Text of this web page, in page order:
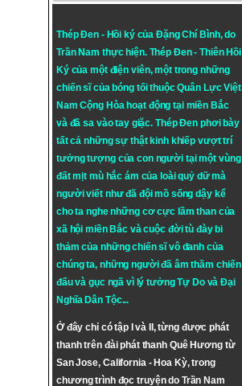
Thép Đen - Hồi ký của Đặng Chí Bình, do
Trần Nam thực hiện. Thép Đen- Thiên Hồi
Ký của một điện viên, một trong những
chiến sĩ của bóng tối thuộc Quân Lực Việt
Nam Cộng Hòa hoạt động tại miền Bắc
và đã sa vào tay giặc. Thép Đen phơi bày
tất cả những sự thật kinh khiếp vượt trí
tưởng tượng của con người tại một vùng
đất mịt mù hắc ám của loài quỷ dữ mà
người viết như đã đội mồ sống dậy kể
cho ta nghe những cơ cực lầm than của
xã hội miền Bắc và cuộc đời tù đày bi
thảm của những chiến sĩ vô danh của
chúng ta, những người đã âm thầm chiến
đấu và gục ngã vì lý tưởngTự DovàĐại
Nghĩa Dân Tộc...
Ở đây chỉ có tập I và II, từng được phát
thanh trên đài phát thanh Quê Hương từ
San Jose, California - Hoa Kỳ, trong
chương trình đọc truyện do Trần Nam